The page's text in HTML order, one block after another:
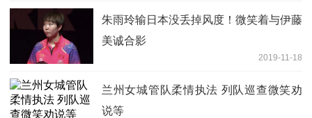
朱雨玲输日本没丢掉风度！微笑着与伊藤
美诚合影
2019-11-18
兰州女城管队柔情执法 列队巡查微笑劝
说等